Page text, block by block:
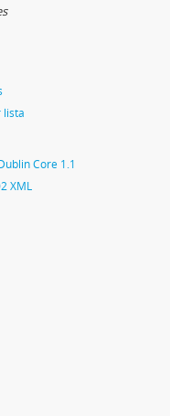
lista
Core 1.1
XML